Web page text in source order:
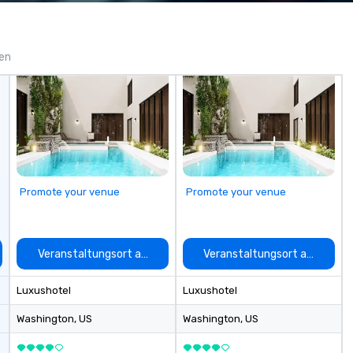
Promote your venue
Veranstaltungsort auswählen
Luxushotel
Washington, US
Promote your venue
Veranstaltungsort auswählen
Luxushotel
Washington, US